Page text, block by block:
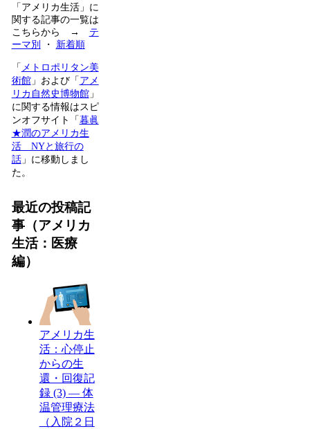
「アメリカ生活」に
関する記事の一覧は
こちらから → テ
ーマ別
・ 新着順
「 メトロポリタン美
術館」および「 アメ
リカ自然史博物館」
に関する情報はスピ
ンオフサイト「暮眞
★潤のアメリカ生
活 NYと旅行の
話」に移動しまし
た。
最近の投稿記
事（アメリカ
生活：医療
編）
アメリカ生
活：心停止
からの生
還・回復記
録 (3) — 体
温管理療法
（入院２日